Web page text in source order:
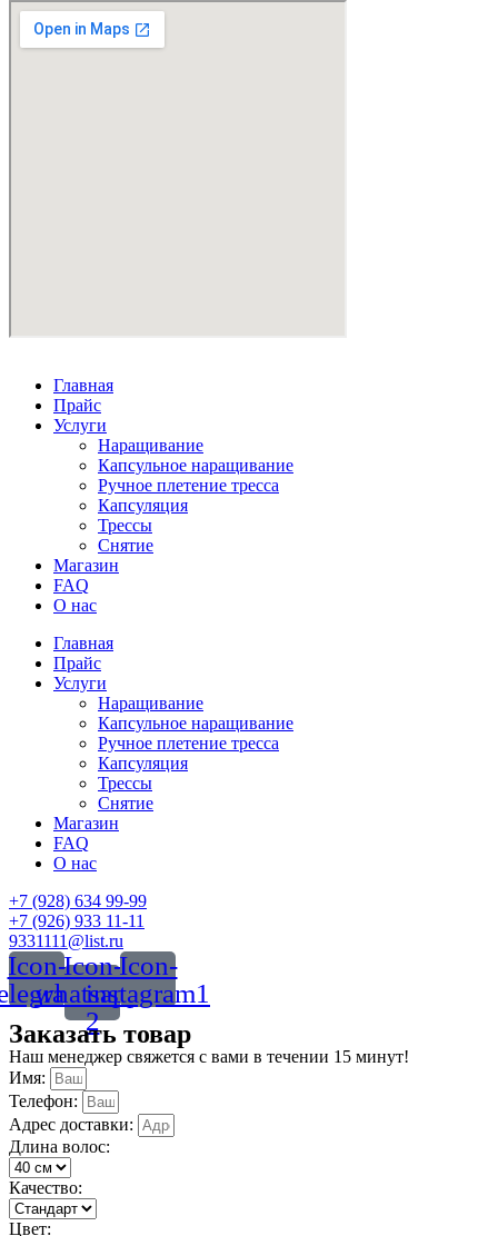
Главная
Прайс
Услуги
Наращивание
Капсульное наращивание
Ручное плетение тресса
Капсуляция
Трессы
Снятие
Магазин
FAQ
О нас
Главная
Прайс
Услуги
Наращивание
Капсульное наращивание
Ручное плетение тресса
Капсуляция
Трессы
Снятие
Магазин
FAQ
О нас
+7 (928) 634 99-99
+7 (926) 933 11-11
9331111@list.ru
Icon-Icon-
whatsapp-
2
Icon-
instagram1
Заказать товар
Наш менеджер свяжется с вами в течении 15 минут!
Имя:
Телефон:
Адрес доставки:
Длина волос:
Качество:
Цвет: